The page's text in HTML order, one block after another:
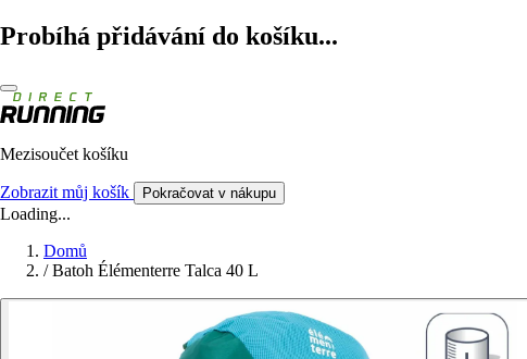
Probíhá přidávání do košíku...
Mezisoučet košíku
Zobrazit můj košík Pokračovat v nákupu
Loading...
Domů
/ Batoh Élémenterre Talca 40 L